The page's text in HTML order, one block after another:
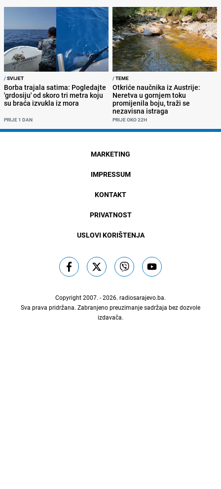
/SVIJET
Borba trajala satima: Pogledajte
'grdosiju' od skoro tri metra koju
su braća izvukla iz mora
PRIJE 1 DAN
/TEME
Otkriće naučnika iz Austrije:
Neretva u gornjem toku
promijenila boju, traži se
nezavisna istraga
PRIJE OKO 22H
MARKETING
IMPRESSUM
KONTAKT
PRIVATNOST
USLOVI KORIŠTENJA
Copyright 2007. - 2026. radiosarajevo.ba.
Sva prava pridržana. Zabranjeno preuzimanje sadržaja bez dozvole
izdavača.